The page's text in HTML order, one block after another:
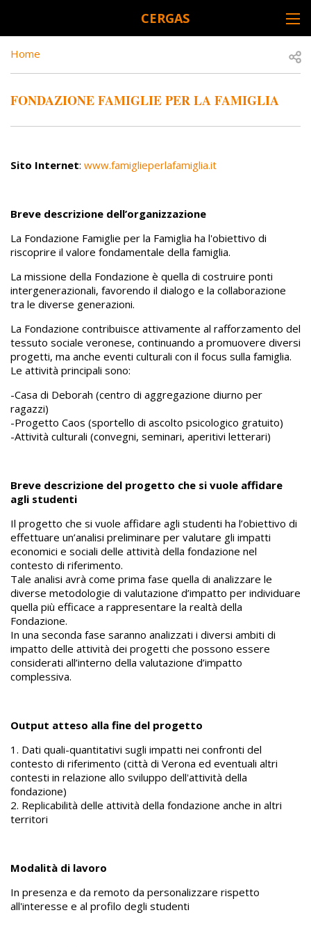
CERGAS
BREADCRUMB
Home
FONDAZIONE FAMIGLIE PER LA FAMIGLIA
Sito Internet: www.famiglieperlafamiglia.it
Breve descrizione dell’organizzazione
La Fondazione Famiglie per la Famiglia ha l'obiettivo di
riscoprire il valore fondamentale della famiglia.
La missione della Fondazione è quella di costruire ponti
intergenerazionali, favorendo il dialogo e la collaborazione
tra le diverse generazioni.
La Fondazione contribuisce attivamente al rafforzamento del
tessuto sociale veronese, continuando a promuovere diversi
progetti, ma anche eventi culturali con il focus sulla famiglia.
Le attività principali sono:
-Casa di Deborah (centro di aggregazione diurno per
ragazzi)
-Progetto Caos (sportello di ascolto psicologico gratuito)
-Attività culturali (convegni, seminari, aperitivi letterari)
Breve descrizione del progetto che si vuole affidare
agli studenti
Il progetto che si vuole affidare agli studenti ha l’obiettivo di
effettuare un’analisi preliminare per valutare gli impatti
economici e sociali delle attività della fondazione nel
contesto di riferimento.
Tale analisi avrà come prima fase quella di analizzare le
diverse metodologie di valutazione d’impatto per individuare
quella più efficace a rappresentare la realtà della
Fondazione.
In una seconda fase saranno analizzati i diversi ambiti di
impatto delle attività dei progetti che possono essere
considerati all’interno della valutazione d’impatto
complessiva.
Output atteso alla fine del progetto
1. Dati quali-quantitativi sugli impatti nei confronti del
contesto di riferimento (città di Verona ed eventuali altri
contesti in relazione allo sviluppo dell'attività della
fondazione)
2. Replicabilità delle attività della fondazione anche in altri
territori
Modalità di lavoro
In presenza e da remoto da personalizzare rispetto
all'interesse e al profilo degli studenti